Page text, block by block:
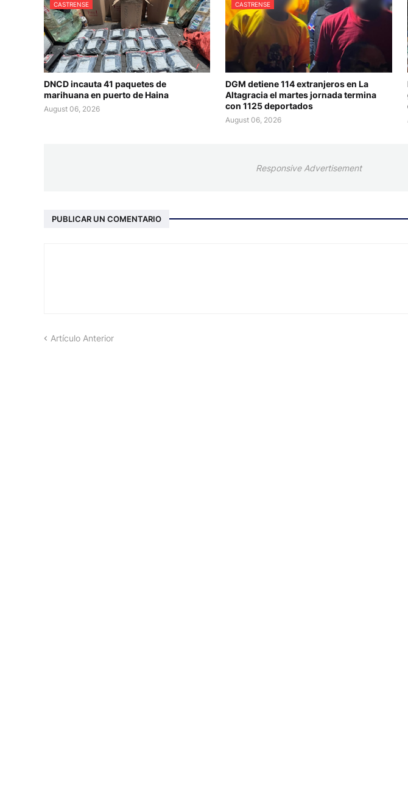
CASTRENSE
DNCD incauta 41 paquetes de
marihuana en puerto de Haina
August 06, 2026
CASTRENSE
DGM detiene 114 extranjeros en La
Altagracia el martes jornada termina
con 1125 deportados
August 06, 2026
Responsive Advertisement
PUBLICAR UN COMENTARIO
Artículo Anterior